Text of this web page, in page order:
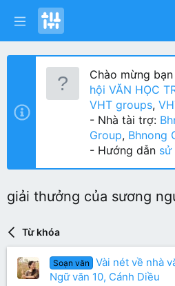
Chào mừng
hội VĂN HỌC
VHT groups,
- Nhà tài trợ:
Group, Bhnong
- Hướng dẫn sử
giải thưởng của sương
Từ khóa
Soạn văn
Vài nét về nhà
Ngữ văn 10, Cánh Diều